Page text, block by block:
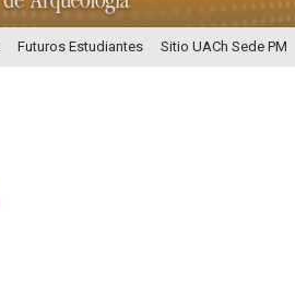
Futuros Estudiantes Sitio UACh Sede PM